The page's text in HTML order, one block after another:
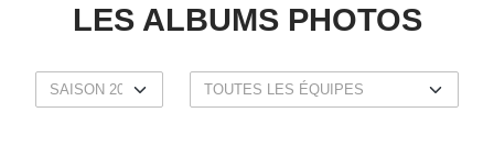
LES ALBUMS PHOTOS